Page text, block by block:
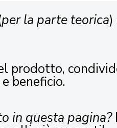
per la parte teorica)
prodotto,
beneficio.
in questa pagina?